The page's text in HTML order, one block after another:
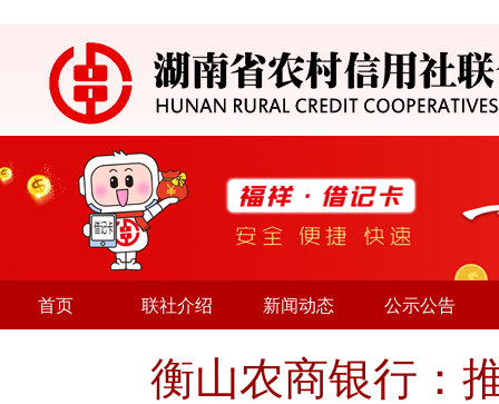
首页 联社介绍 新闻动态 公示公告
衡山农商银行：